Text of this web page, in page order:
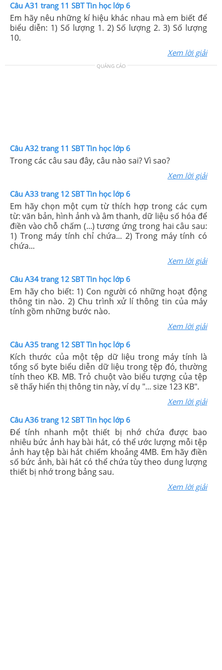
Câu A31 trang 11 SBT Tin học lớp 6
Em hãy nêu những kí hiệu khác nhau mà em biết để
biểu diễn: 1) Số lượng 1. 2) Số lượng 2. 3) Số lượng
10.
Xem lời giải
QUẢNG CÁO
Câu A32 trang 11 SBT Tin học lớp 6
Trong các câu sau đây, câu nào sai? Vì sao?
Xem lời giải
Câu A33 trang 12 SBT Tin học lớp 6
Em hãy chọn một cụm từ thích hợp trong các cụm
từ: văn bản, hình ảnh và âm thanh, dữ liệu số hóa để
điền vào chỗ chấm (...) tương ứng trong hai câu sau:
1) Trong máy tính chỉ chứa... 2) Trong máy tính có
chứa...
Xem lời giải
Câu A34 trang 12 SBT Tin học lớp 6
Em hãy cho biết: 1) Con người có những hoạt động
thông tin nào. 2) Chu trình xử lí thông tin của máy
tính gồm những bước nào.
Xem lời giải
Câu A35 trang 12 SBT Tin học lớp 6
Kích thước của một tệp dữ liệu trong máy tính là
tổng số byte biểu diễn dữ liệu trong tệp đó, thường
tính theo KB. MB. Trỏ chuột vào biểu tượng của tệp
sẽ thấy hiển thị thông tin này, ví dụ "... size 123 KB".
Xem lời giải
Câu A36 trang 12 SBT Tin học lớp 6
Để tính nhanh một thiết bị nhớ chứa được bao
nhiêu bức ảnh hay bài hát, có thể ước lượng mỗi tệp
ảnh hay tệp bài hát chiếm khoảng 4MB. Em hãy điền
số bức ảnh, bài hát có thể chứa tùy theo dung lượng
thiết bị nhớ trong bảng sau.
Xem lời giải